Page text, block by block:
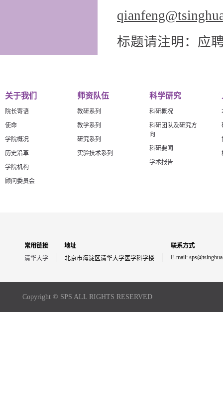
标题请注明：应
关于我们
院长寄语
使命
学院概况
历史沿革
学院机构
顾问委员会
师资队伍
教研系列
教学系列
研究系列
实验技术系列
科学研究
科研概况
科研团队及研究方
向
科研要闻
学术报告
常用链接 地址
联系方式
清华大学
北京市海淀区清华大学医学科学楼 E-mail:
Copyright © SPS ALL RIGHTS RESERVED